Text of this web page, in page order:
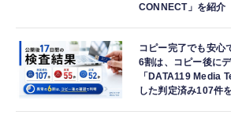
CONNECT」を紹介
コピー完了でも安
6割は、コピー後に
「DATA119 Media
した判定済み107件